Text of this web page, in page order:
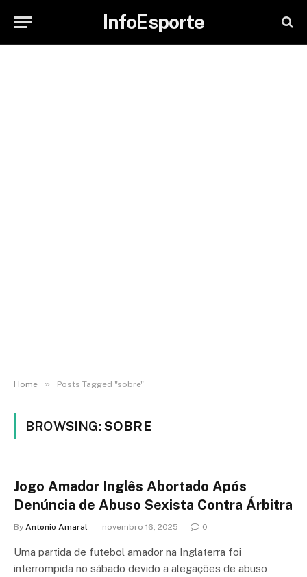
InfoEsporte
Home » Posts Tagged "sobre"
BROWSING:SOBRE
Jogo Amador Inglês Abortado Após
Denúncia de Abuso Sexista Contra Árbitra
By Antonio Amaral novembro 16, 2025 0
Uma partida de futebol amador na Inglaterra foi
interrompida no sábado devido a alegações de abuso